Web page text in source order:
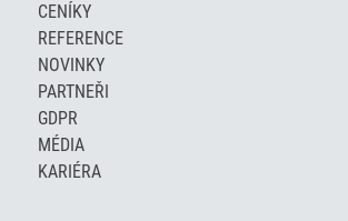
CENÍKY
REFERENCE
NOVINKY
PARTNEŘI
GDPR
MÉDIA
KARIÉRA